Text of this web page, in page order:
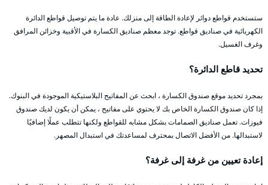
ستستخدم قواطع دوائر لإعادة الطاقة إلى منزلك. عادة ما يتم توصيل قواطع الدائرة
الكهربائية في صناديق قواطع. توجد معظم صناديق الكسارة في الأقبية وخزائن المرافق
وغرف الغسيل.
تحديد قاطع الدائرة؟
بمجرد تحديد موقع صندوق الكسارة ، ابحث عن المفاتيح البلاستيكية الموجودة في البنوك.
إذا كان صندوق الكسارة الخاص بك لا يحتوي على مفاتيح ، يمكن أن يكون لديك صندوق
فيوزات. تعمل صناديق الصمامات بشكل مشابه للقواطع ولكنها تتطلب عملًا إضافيًا
لاستبدالها. من الأفضل الاتصال بمحترف لمساعدتك في استبدال المصهر.
إعادة تعيين من غرفة إلى غرفة؟